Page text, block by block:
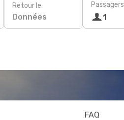
Retour le
Données
Passagers
1
FAQ